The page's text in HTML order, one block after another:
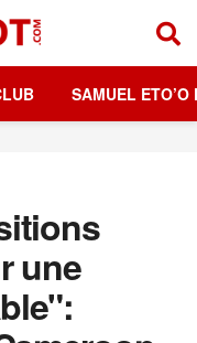
SAMUEL ETO’O
une